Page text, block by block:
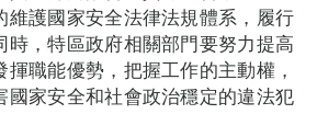
維護國家安全法律法規體系，履行
時，特區政府相關部門要努力提高
職能優勢，把握工作的主動權，
國家安全和社會政治穩定的違法犯